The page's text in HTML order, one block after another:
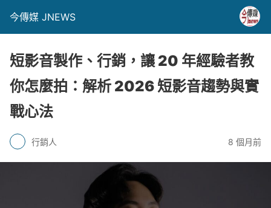
今傳媒 JNEWS
短影音製作、行銷，讓 20 年經驗者教
你怎麼拍：解析 2026 短影音趨勢與實
戰心法
行銷人 8 個月前